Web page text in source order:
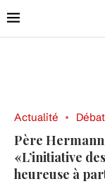
Actualité
Père Hermann
«L’initiative
heureuse à